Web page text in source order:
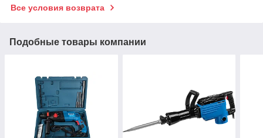
Все условия возврата
Подобные товары компании